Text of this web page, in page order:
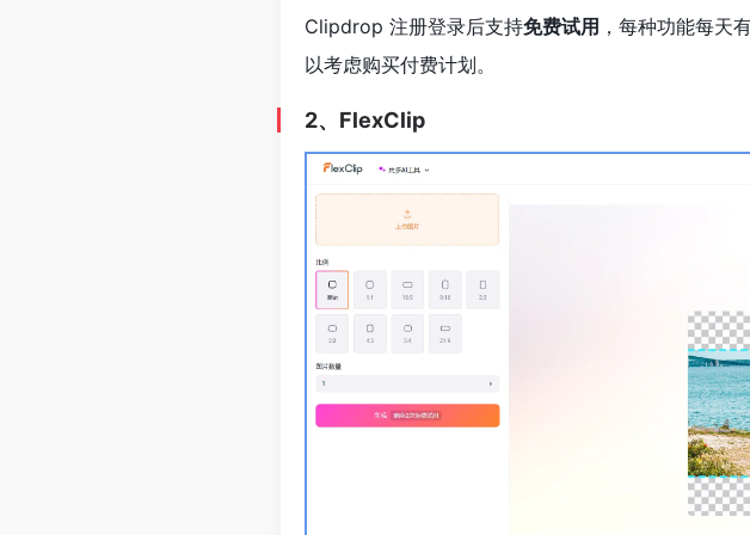
Clipdrop 注册登录后支持免费试用 ，每种功能每天
以考虑购买付费计划。
2、FlexClip